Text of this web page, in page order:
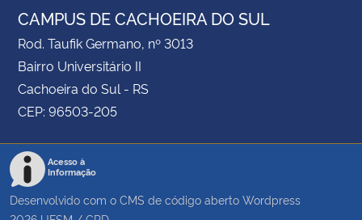
CAMPUS DE CACHOEIRA DO SUL
Rod. Taufik Germano, nº 3013
Bairro Universitário II
Cachoeira do Sul - RS
CEP: 96503-205
Acesso à
Informação
Desenvolvido com o CMS de código aberto Wordpress